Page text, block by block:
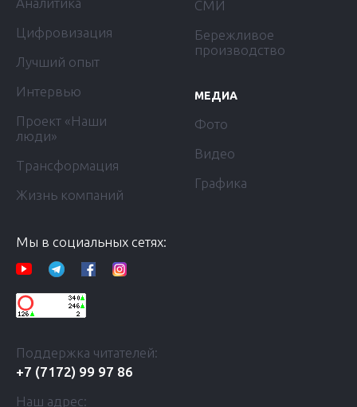
Цифровизация
Лучший опыт
Интервью
Проект «Наши
люди»
Трансформация
Жизнь компаний
СМИ
Бережливое
производство
МЕДИА
Фото
Видео
Графика
Мы в социальных сетях:
Поддержка читателей:
+7 (7172) 99 97 86
Наш адрес: